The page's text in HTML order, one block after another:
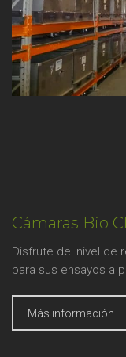
Cámaras Bio
Disfrute del nivel de
para sus ensayos a
Más información